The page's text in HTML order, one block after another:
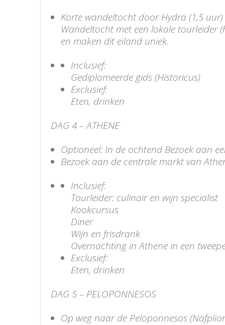
Korte wandeltocht door Hydra (1,5 uur)
Wandeltocht met een lokale tourleider
en maken dit eiland uniek.
Inclusief:
Gediplomeerde gids (Historicus)
Exclusief:
Eten, drinken
DAG 4 – ATHENE
Optioneel: In de ochtend Bezoek aan
Bezoek aan de centrale markt van
Inclusief:
Tourleider: culinair en wijn specialist
Kookcursus
Diner
Wijn en frisdrank
Overnachting in Athene in een
Exclusief:
Eten, drinken
DAG 5 – PELOPONNESOS
Op weg naar de Peloponnesos